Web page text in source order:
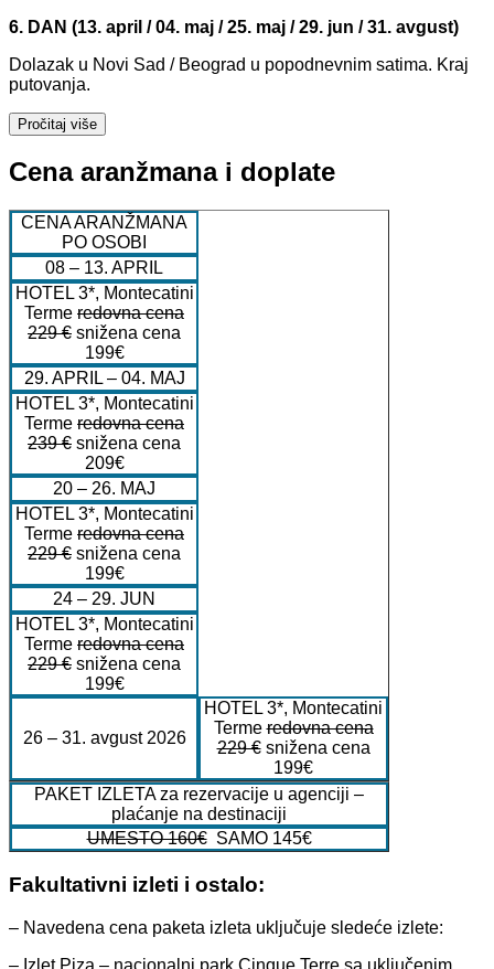
6. DAN (13. april / 04. maj / 25. maj / 29. jun / 31. avgust)
Dolazak u Novi Sad / Beograd u popodnevnim satima. Kraj
putovanja.
Pročitaj više
Cena aranžmana i doplate
CENA ARANŽMANA
PO OSOBI
08 – 13. APRIL
HOTEL 3*, Montecatini
Terme redovna cena
229 € snižena cena
199€
29. APRIL – 04. MAJ
HOTEL 3*, Montecatini
Terme redovna cena
239 € snižena cena
209€
20 – 26. MAJ
HOTEL 3*, Montecatini
Terme redovna cena
229 € snižena cena
199€
24 – 29. JUN
HOTEL 3*, Montecatini
Terme redovna cena
229 € snižena cena
199€
26 – 31. avgust 2026
HOTEL 3*, Montecatini
Termeredovna cena
229 €snižena cena
199€
PAKET IZLETA za rezervacije u agenciji –
plaćanje na destinaciji
UMESTO 160€SAMO 145€
Fakultativni izleti i ostalo:
– Navedena cena paketa izleta uključuje sledeće izlete:
– Izlet Piza – nacionalni park Cinque Terre sa uključenim